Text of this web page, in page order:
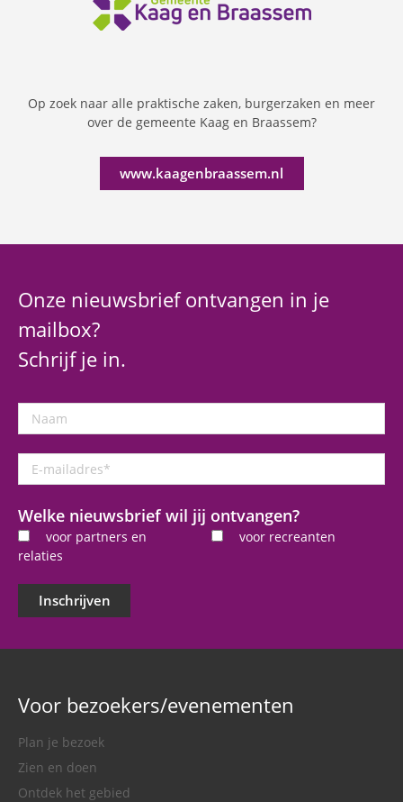
Op zoek naar alle praktische zaken, burgerzaken en meer
over de gemeente Kaag en Braassem?
www.kaagenbraassem.nl
Onze nieuwsbrief ontvangen in je
mailbox?
Schrijf je in.
Naam
mailadres
Welke nieuwsbrief wil jij ontvangen?
voor partners en
relaties
voor recreanten
Inschrijven
Voor bezoekers/evenementen
Plan je bezoek
Zien en doen
Ontdek het gebied